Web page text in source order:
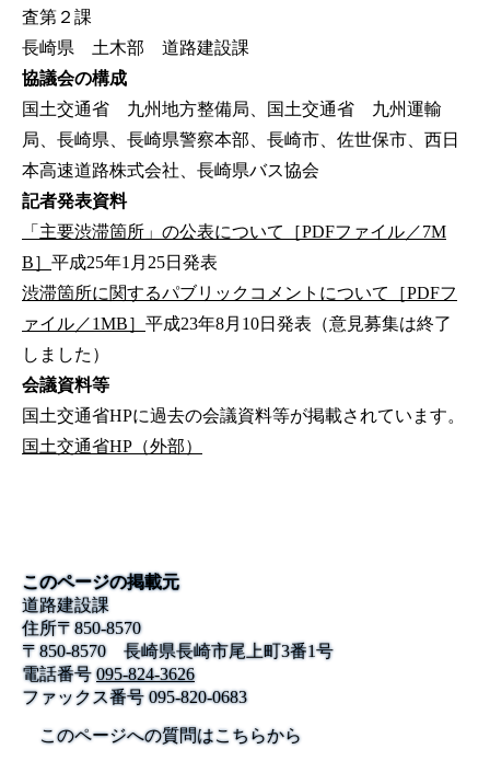
査第２課
長崎県 土木部 道路建設課
協議会の構成
国土交通省 九州地方整備局、国土交通省 九州運輸
局、長崎県、長崎県警察本部、長崎市、佐世保市、西日
本高速道路株式会社、長崎県バス協会
記者発表資料
「主要渋滞箇所」の公表について［PDFファイル／7M
B］ 平成25年1月25日発表
渋滞箇所に関するパブリックコメントについて［PDFフ
ァイル／1MB］ 平成23年8月10日発表（意見募集は終了
しました）
会議資料等
国土交通省HPに過去の会議資料等が掲載されています。
国土交通省HP（外部）
このページの掲載元
道路建設課
住所〒850-8570
〒850‐8570 長崎県長崎市尾上町3番1号
電話番号 095-824-3626
ファックス番号095-820-0683
このページへの質問はこちらから